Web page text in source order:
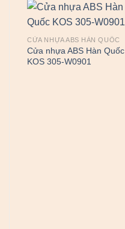
CỬA NHỰA ABS HÀN QUỐC
Cửa nhựa ABS Hàn Quốc
KOS 305-W0901